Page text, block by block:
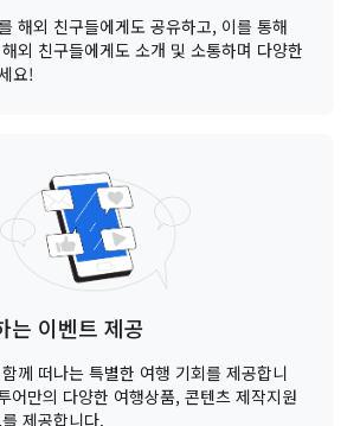
해외 친구들에게도 공유하고, 이를 통해
외 친구들에게도 소개 및 소통하며 다양한
요!
는 이벤트 제공
께 떠나는 특별한 여행 기회를 제공합니
어만의 다양한 여행상품, 콘텐츠 제작지원
제공합니다.